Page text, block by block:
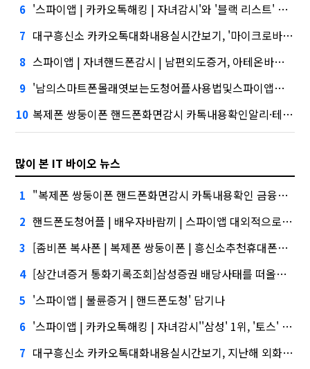
6 '스파이앱 | 카카오톡해킹 | 자녀감시'와 '블랙 리스트' 사이…쿠팡 둘러싼 논란
7 대구흥신소 카카오톡대화내용실시간보기, '마이크로바이옴' 신약개발 나선 이유
8 스파이앱 | 자녀핸드폰감시 | 남편외도증거, 아테온바이오에 전략적 투자
9 '남의스마트폰몰래엿보는도청어플사용법및스파이앱다운로드 핸드폰 복제 복제폰 카카오톡 옮기기 카카오톡 사진 백업 카카오톡 백업 복구' 시장 열렸다…LG 먼저 '첫 테이프'
10 복제폰 쌍둥이폰 핸드폰화면감시 카톡내용확인알리·테무 공습에 미소짓는 네카오
많이 본 IT 바이오 뉴스
1 "복제폰 쌍둥이폰 핸드폰화면감시 카톡내용확인 금융권에서는 투자자"
2 핸드폰도청어플 | 배우자바람끼 | 스파이앱 대외적으로 신뢰
3 [좀비폰 복사폰 | 복제폰 쌍둥이폰 | 흥신소추천휴대폰도청 | 비밀상담 | 핸드폰감시]삼성증권 사태
4 [상간녀증거 통화기록조회]삼성증권 배당사태를 떠올리게 만든다.
5 '스파이앱 | 불륜증거 | 핸드폰도청' 담기나
6 '스파이앱 | 카카오톡해킹 | 자녀감시''삼성' 1위, '토스' 맹추격
7 대구흥신소 카카오톡대화내용실시간보기, 지난해 외화증권수탁 수수료 규모 6946억원